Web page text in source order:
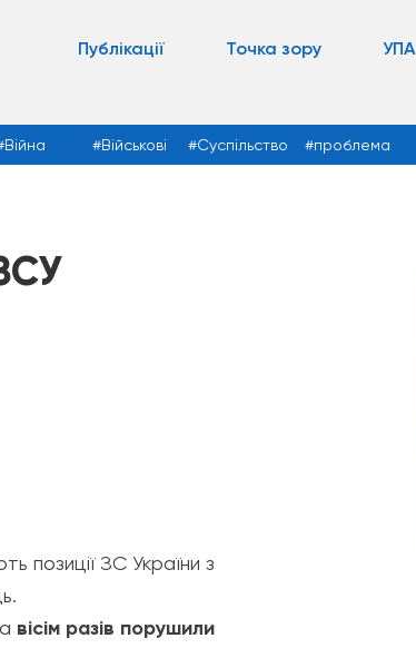
Публікації Точка зору УПА
Війна Військові Суспільство проблема
позиції ЗС України з
вісім разів порушили